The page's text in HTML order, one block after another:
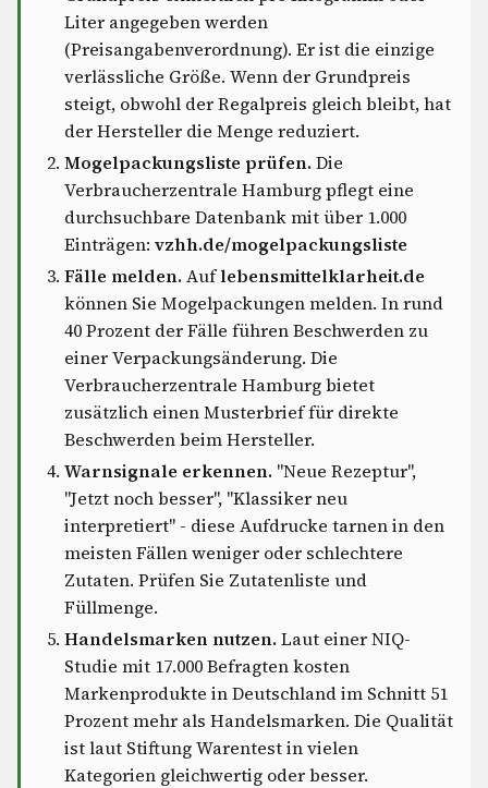
Liter angegeben werden
(Preisangabenverordnung). Er ist die einzige
verlässliche Größe. Wenn der Grundpreis
steigt, obwohl der Regalpreis gleich bleibt, hat
der Hersteller die Menge reduziert.
Mogelpackungsliste prüfen. Die
Verbraucherzentrale Hamburg pflegt eine
durchsuchbare Datenbank mit über 1.000
Einträgen: vzhh.de/mogelpackungsliste
Fälle melden. Auflebensmittelklarheit.de
können Sie Mogelpackungen melden. In rund
40 Prozent der Fälle führen Beschwerden zu
einer Verpackungsänderung. Die
Verbraucherzentrale Hamburg bietet
zusätzlich einen Musterbrief für direkte
Beschwerden beim Hersteller.
Warnsignale erkennen. "Neue Rezeptur",
"Jetzt noch besser", "Klassiker neu
interpretiert" - diese Aufdrucke tarnen in den
meisten Fällen weniger oder schlechtere
Zutaten. Prüfen Sie Zutatenliste und
Füllmenge.
Handelsmarken nutzen. Laut einer NIQ-
Studie mit 17.000 Befragten kosten
Markenprodukte in Deutschland im Schnitt 51
Prozent mehr als Handelsmarken. Die Qualität
ist laut Stiftung Warentest in vielen
Kategorien gleichwertig oder besser.